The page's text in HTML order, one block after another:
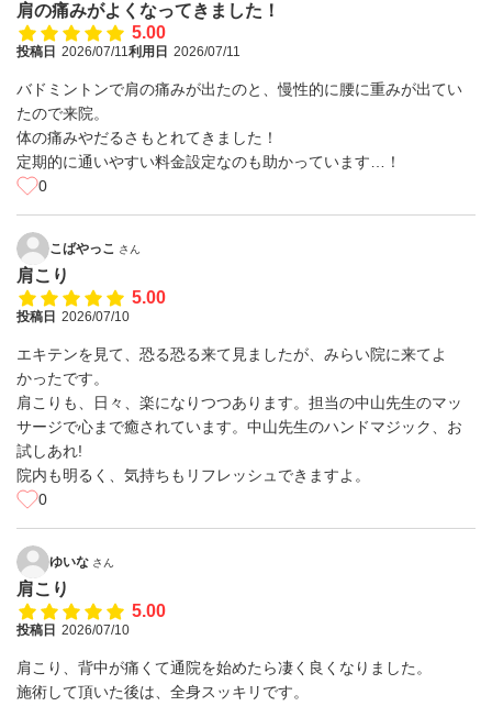
肩の痛みがよくなってきました！
5.00
投稿日 2026/07/11利用日 2026/07/11
バドミントンで肩の痛みが出たのと、慢性的に腰に重みが出てい
たので来院。
体の痛みやだるさもとれてきました！
定期的に通いやすい料金設定なのも助かっています…！
0
こばやっこ さん
肩こり
5.00
投稿日 2026/07/10
エキテンを見て、恐る恐る来て見ましたが、みらい院に来てよ
かったです。
肩こりも、日々、楽になりつつあります。担当の中山先生のマッ
サージで心まで癒されています。中山先生のハンドマジック、お
試しあれ!
院内も明るく、気持ちもリフレッシュできますよ。
0
ゆいな さん
肩こり
5.00
投稿日 2026/07/10
肩こり、背中が痛くて通院を始めたら凄く良くなりました。
施術して頂いた後は、全身スッキリです。